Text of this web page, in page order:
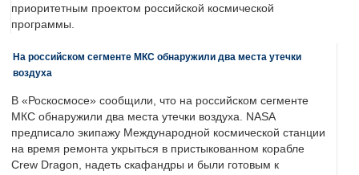
приоритетным проектом российской космической
программы.
На российском сегменте МКС обнаружили два места утечки
воздуха
В «Роскосмосе» сообщили, что на российском сегменте
МКС обнаружили два места утечки воздуха. NASA
предписало экипажу Международной космической станции
на время ремонта укрыться в пристыкованном корабле
Crew Dragon, надеть скафандры и были готовым к